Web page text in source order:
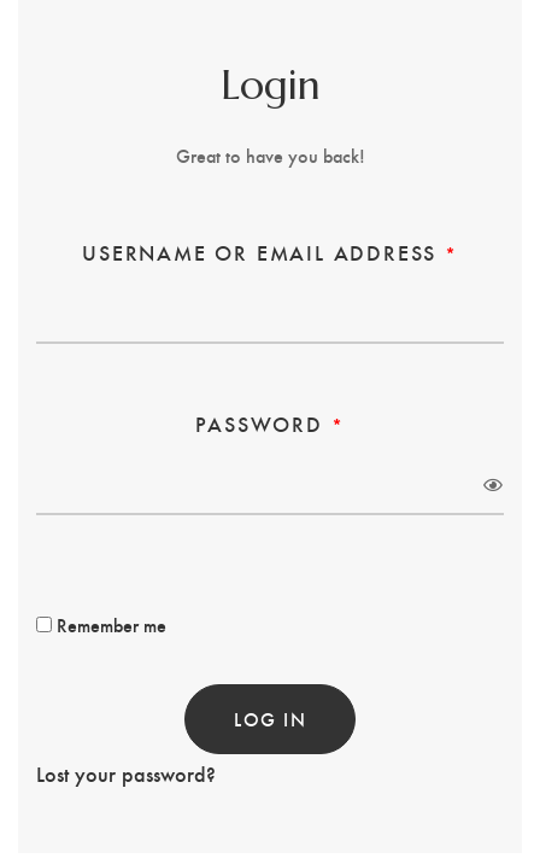
Login
Great to have you back!
USERNAME OR EMAIL ADDRESS *
PASSWORD *
Remember me
LOG IN
Lost your password?